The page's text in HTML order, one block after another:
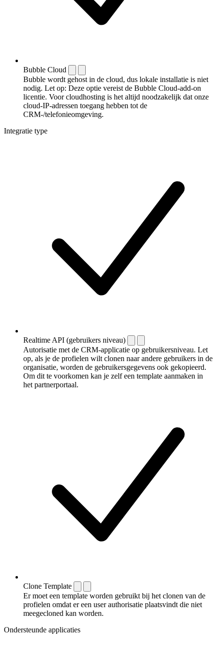
Bubble Cloud
Bubble wordt gehost in de cloud, dus lokale installatie is niet
nodig. Let op: Deze optie vereist de Bubble Cloud-add-on
licentie. Voor cloudhosting is het altijd noodzakelijk dat onze
cloud-IP-adressen toegang hebben tot de
CRM-/telefonieomgeving.
Integratie type
Realtime API (gebruikers niveau)
Autorisatie met de CRM-applicatie op gebruikersniveau. Let
op, als je de profielen wilt clonen naar andere gebruikers in de
organisatie, worden de gebruikersgegevens ook gekopieerd.
Om dit te voorkomen kan je zelf een template aanmaken in
het partnerportaal.
Clone Template
Er moet een template worden gebruikt bij het clonen van de
profielen omdat er een user authorisatie plaatsvindt die niet
meegecloned kan worden.
Ondersteunde applicaties